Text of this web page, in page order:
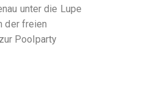
unter die Lupe
der freien
Poolparty